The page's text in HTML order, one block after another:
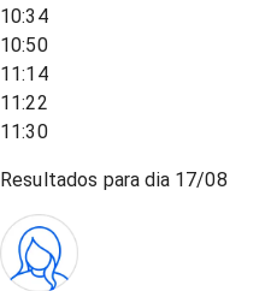
10:34
10:50
11:14
11:22
11:30
Resultados para dia 17/08